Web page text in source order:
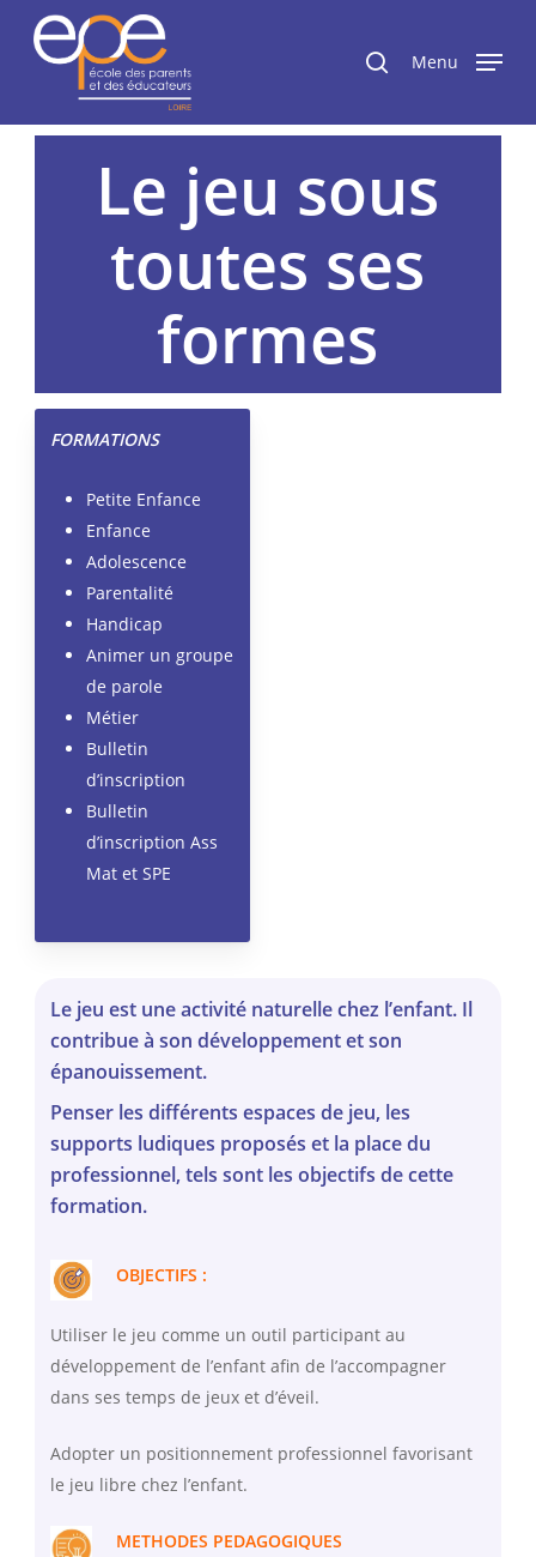
Panneau de gestion des cookies
Passer
rechercher
Menu
Le jeu sous
toutes ses
formes
FORMATIONS
Petite Enfance
Enfance
Adolescence
Parentalité
Handicap
Animer un groupe
de parole
Métier
Bulletin
d’inscription
Bulletin
d’inscription Ass
Mat et SPE
Le jeu est une activité naturelle chez l’enfant. Il
contribue à son développement et son
épanouissement.
Penser les différents espaces de jeu, les
supports ludiques proposés et la place du
professionnel, tels sont les objectifs de cette
formation.
OBJECTIFS :
Utiliser le jeu comme un outil participant au
développement de l’enfant afin de l’accompagner
dans ses temps de jeux et d’éveil.
Adopter un positionnement professionnel favorisant
le jeu libre chez l’enfant.
METHODES PEDAGOGIQUES